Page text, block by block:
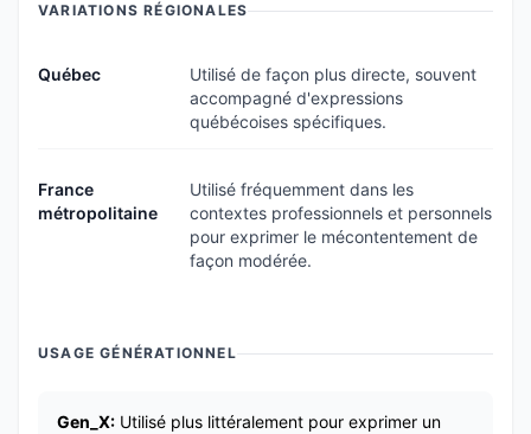
VARIATIONS RÉGIONALES
Québec
Utilisé de façon plus directe, souvent
accompagné d'expressions
québécoises spécifiques.
France
métropolitaine
Utilisé fréquemment dans les
contextes professionnels et personnels
pour exprimer le mécontentement de
façon modérée.
USAGE GÉNÉRATIONNEL
Gen_X: Utilisé plus littéralement pour exprimer un